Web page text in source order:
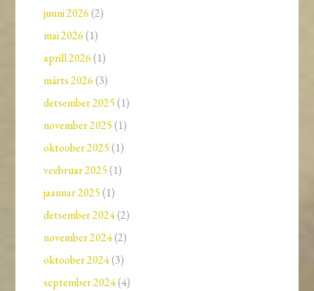
juuni 2026 (2)
mai 2026 (1)
aprill 2026 (1)
märts 2026 (3)
detsember 2025 (1)
november 2025 (1)
oktoober 2025 (1)
veebruar 2025 (1)
jaanuar 2025 (1)
detsember 2024(2)
november 2024(2)
oktoober 2024(3)
september 2024(4)